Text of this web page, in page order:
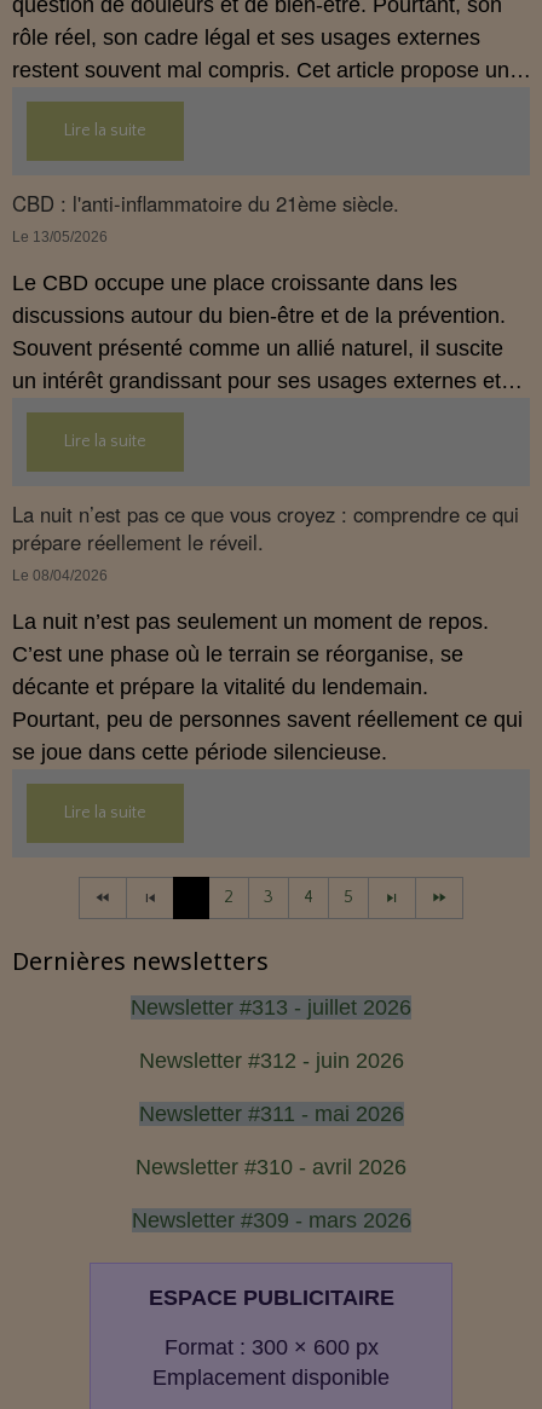
question de douleurs et de bien‑être. Pourtant, son
rôle réel, son cadre légal et ses usages externes
restent souvent mal compris. Cet article propose une
mise au point claire, moderne et conforme à la
réglementation française de 2026, afin de mieux
comprendre comment le CBD s’intègre dans une
approche globale de prévention.
Lire la suite
CBD : l'anti-inflammatoire du 21ème siècle.
Le 13/05/2026
Le CBD occupe une place croissante dans les
discussions autour du bien‑être et de la prévention.
Souvent présenté comme un allié naturel, il suscite
un intérêt grandissant pour ses usages externes et
son interaction avec le système endocannabinoïde.
Cet article propose une mise au point claire, moderne
et conforme à la réglementation française de 2026.
Lire la suite
La nuit n’est pas ce que vous croyez : comprendre ce qui
prépare réellement le réveil.
Le 08/04/2026
La nuit n’est pas seulement un moment de repos.
C’est une phase où le terrain se réorganise, se
décante et prépare la vitalité du lendemain.
Pourtant, peu de personnes savent réellement ce qui
se joue dans cette période silencieuse.
Lire la suite
2 3 4 5
Dernières newsletters
Newsletter #313 - juillet 2026
Newsletter #312 - juin 2026
Newsletter #311 - mai 2026
Newsletter #310 - avril 2026
Newsletter #309 - mars 2026
ESPACE PUBLICITAIRE
Format : 300 × 600 px
Emplacement disponible